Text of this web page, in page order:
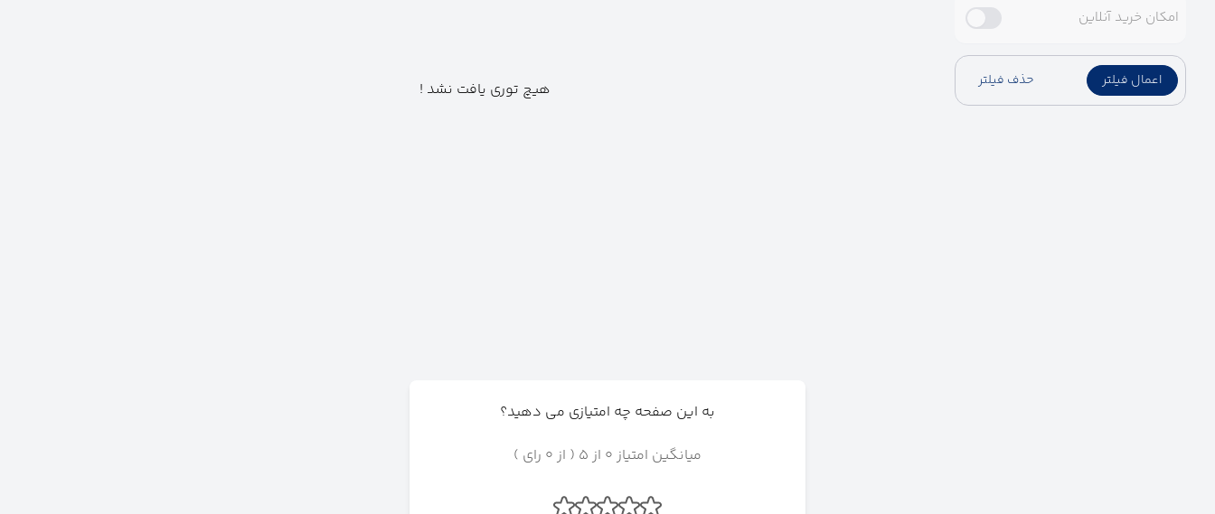
امکان خرید آنلاین
اعمال فیلتر حذف فیلتر هیچ توری یافت نشد !
به این صفحه چه امتیازی می دهید؟
میانگین امتیاز 0 از 5 ( از 0 رای )